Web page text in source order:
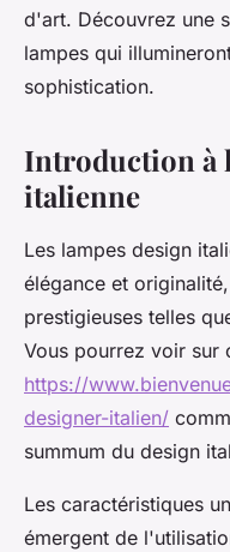
d'art. Découvrez une
lampes qui
sophistication.
Introduction à
italienne
Les lampes design
élégance et
prestigieuses telles
Vous pourrez voir sur
https://
designer-italien/
summum du design
Les caractéristiques
émergent de